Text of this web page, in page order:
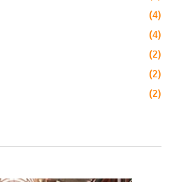
(4)
(4)
(2)
(2)
(2)